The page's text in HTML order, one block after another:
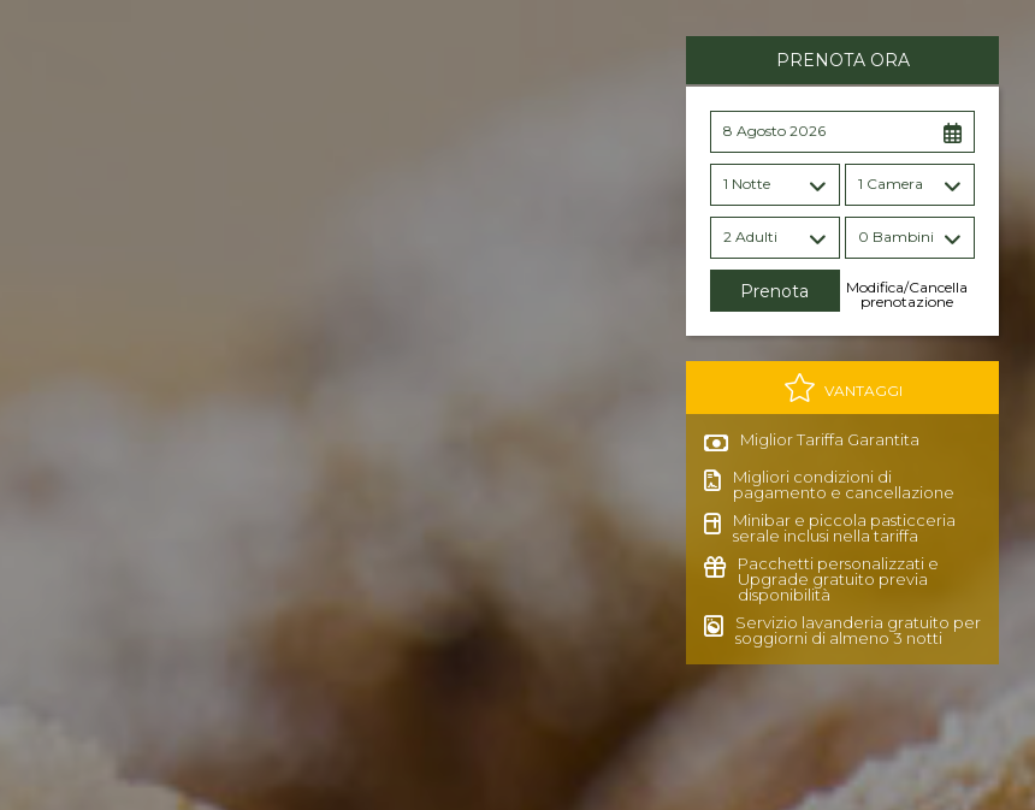
PRENOTA ORA
8 Agosto 2026
1 Notte 1 Camera
2 Adulti 0 Bambini
Modifica/Cancella
prenotazione
VANTAGGI
Miglior Tariffa Garantita
Migliori condizioni di
pagamento e cancellazione
Minibar e piccola pasticceria
serale inclusi nella tariffa
Pacchetti personalizzati e
Upgrade gratuito previa
disponibilità
Servizio lavanderia gratuito per
soggiorni di almeno 3 notti